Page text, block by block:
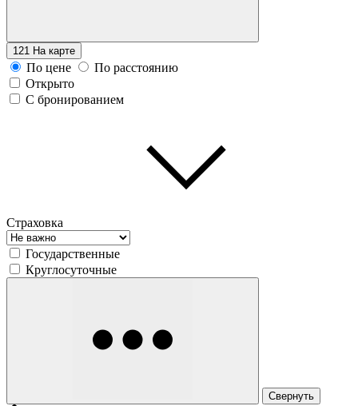
121 На карте
По цене
По расстоянию
Открыто
С бронированием
Страховка
Государственные
Круглосуточные
Свернуть